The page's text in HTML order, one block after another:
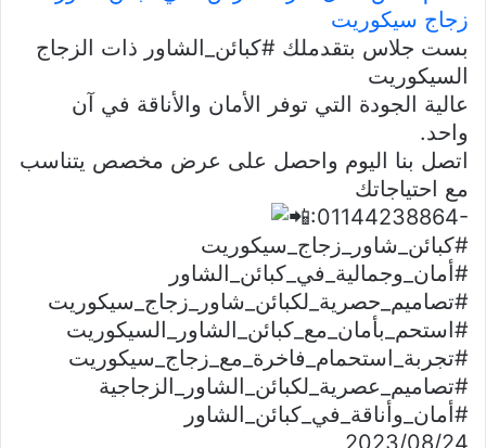
زجاج سيكوريت
بست جلاس بتقدملك #كبائن_الشاور ذات الزجاج
السيكوريت
عالية الجودة التي توفر الأمان والأناقة في آن
واحد.
اتصل بنا اليوم واحصل على عرض مخصص يتناسب
مع احتياجاتك
:01144238864-
#كبائن_شاور_زجاج_سيكوريت
#أمان_وجمالية_في_كبائن_الشاور
#تصاميم_حصرية_لكبائن_شاور_زجاج_سيكوريت
#استحم_بأمان_مع_كبائن_الشاور_السيكوريت
#تجربة_استحمام_فاخرة_مع_زجاج_سيكوريت
#تصاميم_عصرية_لكبائن_الشاور_الزجاجية
#أمان_وأناقة_في_كبائن_الشاور
24‏/08‏/2023